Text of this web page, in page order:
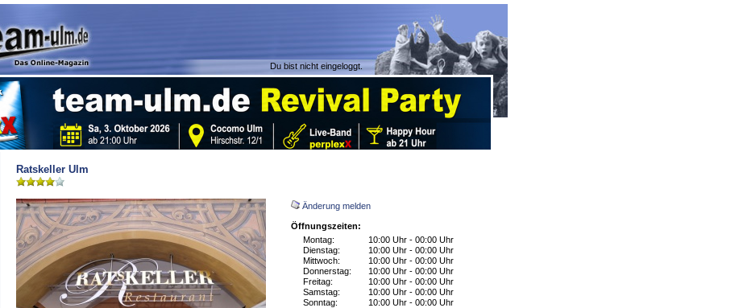
Du bist nicht eingeloggt.
Ratskeller Ulm
Änderung melden
Öffnungszeiten:
Montag:
10:00 Uhr - 00:00 Uhr
Dienstag:
10:00 Uhr - 00:00 Uhr
Mittwoch:
10:00 Uhr - 00:00 Uhr
Donnerstag:
10:00 Uhr - 00:00 Uhr
Freitag:
10:00 Uhr - 00:00 Uhr
Samstag:
10:00 Uhr - 00:00 Uhr
Sonntag:
10:00 Uhr - 00:00 Uhr